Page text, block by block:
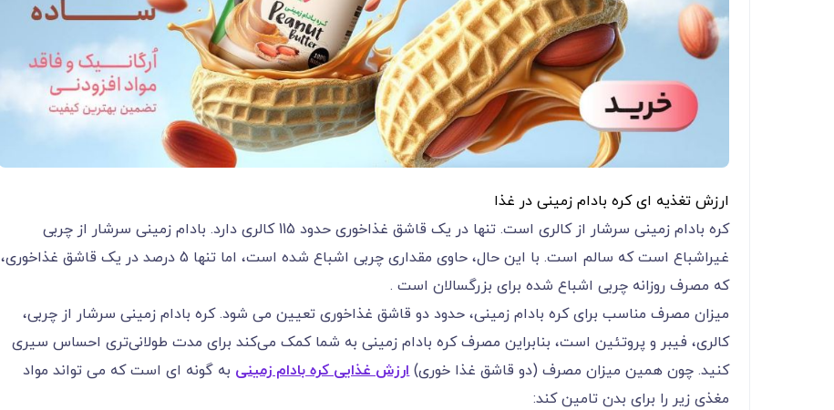
ارزش تغذیه ای کره بادام زمینی در غذا
کره بادام زمینی سرشار از کالری است. تنها در یک قاشق غذاخوری حدود 115 کالری دارد. بادام زمینی سرشار از چربی
غیراشباع است که سالم است. با این حال، حاوی مقداری چربی اشباع شده است، اما تنها 5 درصد در یک قاشق غذاخوری،
که مصرف روزانه چربی اشباع شده برای بزرگسالان است .
میزان مصرف مناسب برای کره بادام زمینی، حدود دو قاشق غذاخوری تعیین می شود. کره بادام زمینی سرشار از چربی،
کالری، فیبر و پروتئین است، بنابراین مصرف کره بادام زمینی به شما کمک می‌کند برای مدت طولانی‌تری احساس سیری
کنید. چون همین میزان مصرف (دو قاشق غذا خوری)ارزش غذایی کره بادام زمینی به گونه ای است که می تواند مواد
مغذی زیر را برای بدن تامین کند: